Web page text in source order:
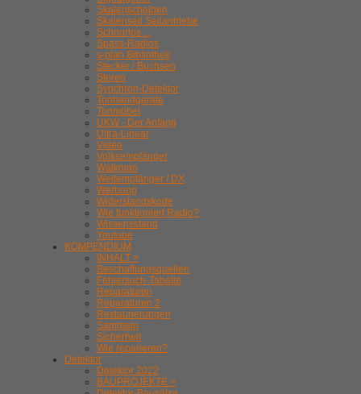
Skalenscheiben
Skalenseil Seilantriebe
Schnurlos ...
Spass-Radios
s-plan Bibliothek
Stecker / Buchsen
Stereo
Synchron-Detektor
Tonbandgeräte
Tonmöbel
UKW - Der Anfang
Ultra-Linear
Video
Volksempfänger
Walkman
Weltempfänger / DX
Werbung
Widerstandskode
Wie funktioniert Radio?
Wissensstand
Youtube
KOMPENDIUM
INHALT >
Beschaffungsquellen
Fehlersuch-Tabelle
Reparaturen
Reparaturen 2
Restaurierungen
Sammeln
Sicherheit
Wie reparieren?
Detektor
Detektor 2022
BAUPROJEKTE >